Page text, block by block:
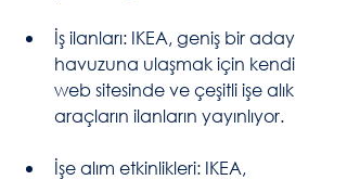
İş ilanları: IKEA, geniş bir aday
havuzuna ulaşmak için kendi
web sitesinde ve çeşitli işe alık
araçların ilanların yayınlıyor.
İşe alım etkinlikleri: IKEA,